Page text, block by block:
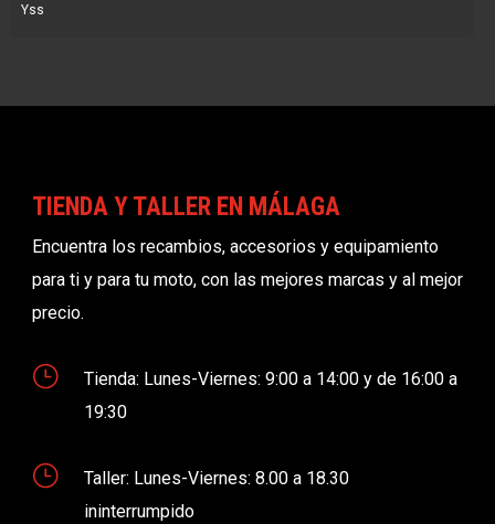
Yss
TIENDA Y TALLER EN MÁLAGA
Encuentra los recambios, accesorios y equipamiento
para ti y para tu moto, con las mejores marcas y al mejor
precio.
}
Tienda: Lunes-Viernes: 9:00 a 14:00 y de 16:00 a
19:30
}
Taller: Lunes-Viernes: 8.00 a 18.30
ininterrumpido